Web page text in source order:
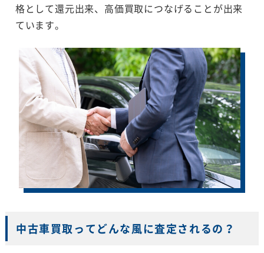
格として還元出来、高価買取につなげることが出来
ています。
中古車買取ってどんな風に査定されるの？